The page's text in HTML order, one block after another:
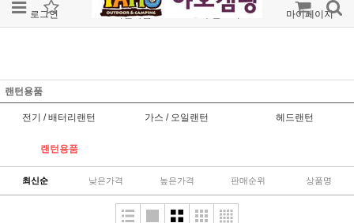
로그인 회원가입 주문조회 마이페이지
랜턴용품
전기 / 배터리랜턴 가스 / 오일랜턴 헤드랜턴
랜턴용품
최신순 낮은가격 높은가격 판매순위 상품명